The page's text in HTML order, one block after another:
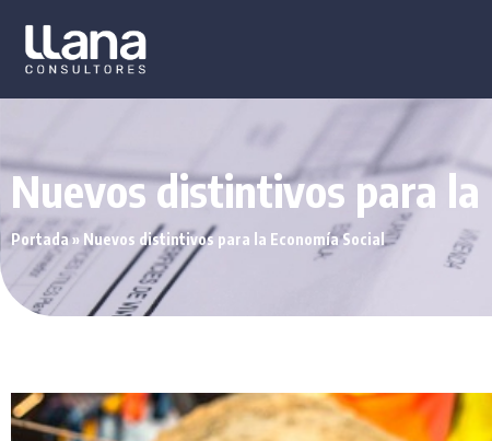
Nuevos distintivos para la
Portada» Nuevos distintivos para la Economía Social